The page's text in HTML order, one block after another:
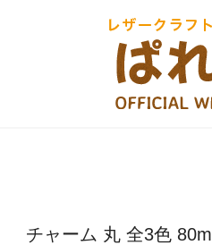
チャーム 丸 全3色